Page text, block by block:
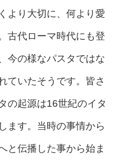
より大切に、何より愛
古代ローマ時代にも登
今の様なパスタではな
ていたそうです。皆さ
の起源は16世紀のイタ
ます。当時の事情から
と伝播した事から始ま